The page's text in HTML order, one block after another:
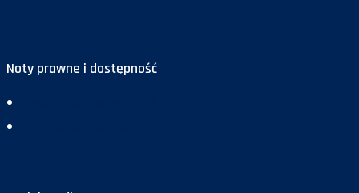
Noty prawne i dostępność